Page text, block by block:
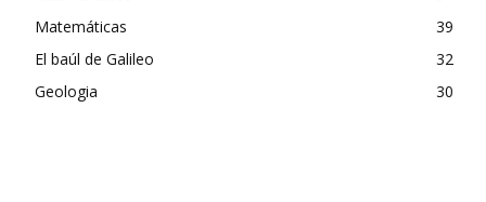
Matemáticas
39
El baúl de Galileo
32
Geologia
30